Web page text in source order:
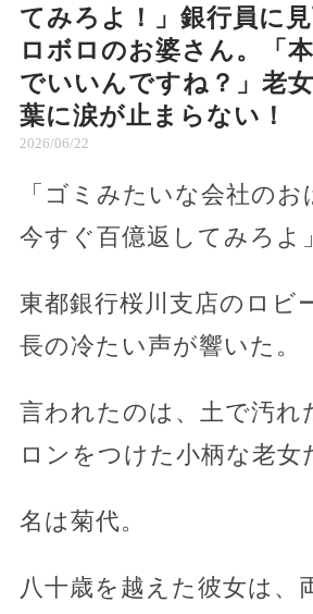
てみろよ！」銀行員に
ロボロのお婆さん。「
でいいんですね？」老
葉に涙が止まらない！
2026/06/22
「ゴミみたいな会社のお
今すぐ百億返してみろよ」
東都銀行桜川支店のロビ
長の冷たい声が響いた。
言われたのは、土で汚れ
ロンをつけた小柄な老女
名は菊代。
八十歳を越えた彼女は、